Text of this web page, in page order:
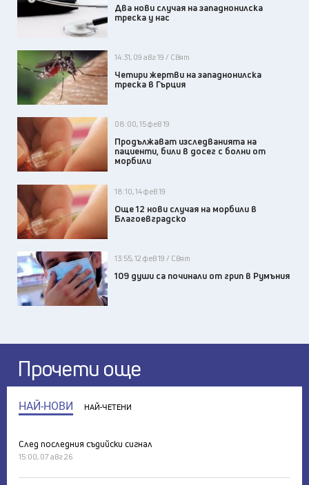
Два нови случая на западнонилска
треска у нас
14:31, 09 авг 19 / Свят
Четири жертви на западнонилска
треска в Гърция
08:00, 15 фев 19
Продължават изследванията на
пациенти, били в досег с болни от
морбили
18:10, 14 фев 19
Още 12 нови случая на морбили в
Благоевградско
13:55, 12 фев 19 / Свят
109 души са починали от грип в Румъния
Прочети още
НАЙ-НОВИ НАЙ-ЧЕТЕНИ
След последния съдийски сигнал
15:00, 07 авг 26